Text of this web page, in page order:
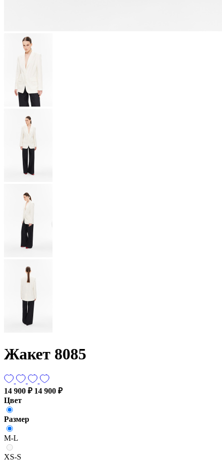
Жакет 8085
14 900 ₽ 14 900 ₽
Цвет
Размер
M-L
XS-S